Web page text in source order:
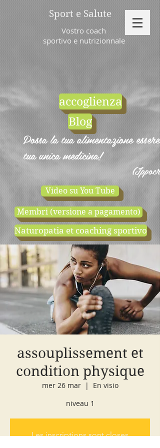
Sport e Salute
Vostro coach
sportivo e nutrizionnale
accoglienza
Blog
Possa la tua alimentazione essere
tua unica medicina!
Video su You Tube
Membri (versione a pagamento)
Naturopatia et coaching sportivo
cours d'essai negozio
assouplissement et
condition physique
mer 26 mar
  |
En visio
niveau 1
Les inscriptions sont closes